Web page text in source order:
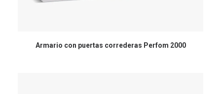
Armario con puertas correderas Perfom 2000